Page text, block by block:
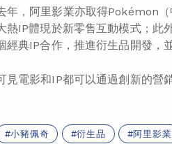
年， 阿里影業亦取得Pokémon
熱IP體現於新零售互動模式；此
經典IP合作，推進衍生品開發，
見電影和IP都可以通過創新的營
小豬佩奇 衍生品 阿里影業